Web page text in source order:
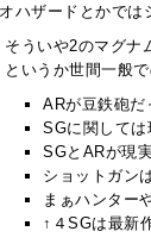
ハザードとかでは
そういや2のマグ
というか世間一般
ARが豆鉄砲だ
SGに関して
SGとARが現
ショットガン
まぁハンター
↑４SGは最新